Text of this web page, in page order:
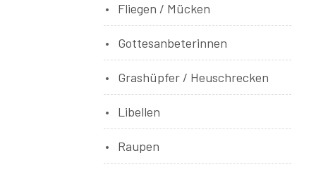
Fliegen / Mücken
Gottesanbeterinnen
Grashüpfer / Heuschrecken
Libellen
Raupen